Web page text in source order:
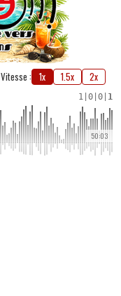
Vitesse : 1x 1.5x 2x
1 0 0 1
50:03